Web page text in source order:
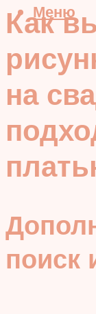
Меню
Как
на
поиск